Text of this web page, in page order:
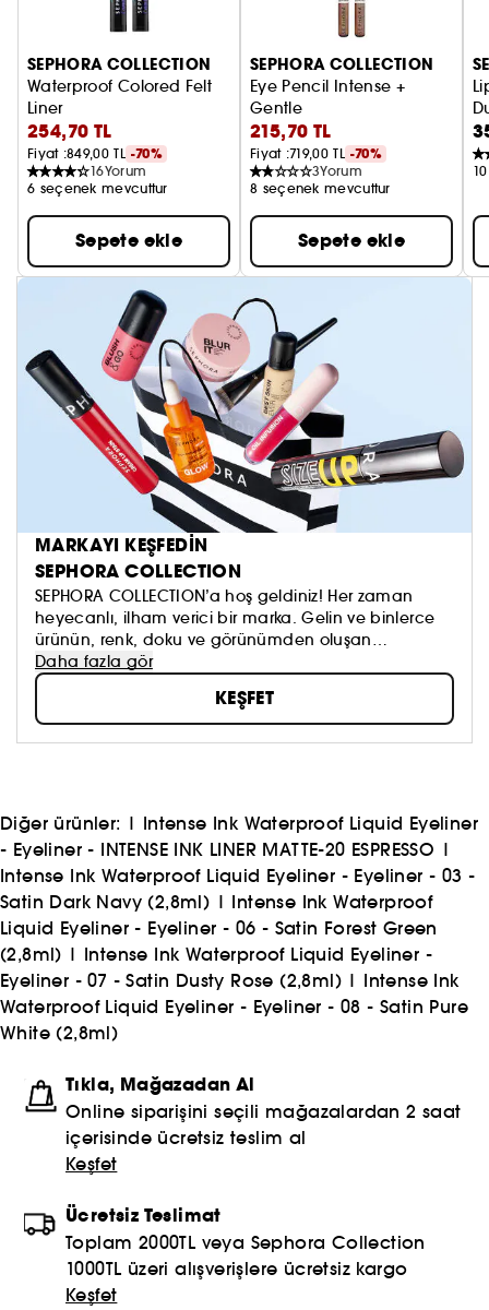
SEPHORA COLLECTION
Waterproof Colored Felt
Liner
Eyeliner
254,70 TL
Fiyat :849,00 TL -70%
16Yorum
6 seçenek mevcuttur
Sepete ekle
SEPHORA COLLECTION
Eye Pencil Intense +
Gentle
Göz Kalemi
215,70 TL
Fiyat :719,00 TL -70%
3Yorum
8 seçenek mevcuttur
Sepete ekle
MARKAYI KEŞFEDİN
SEPHORA COLLECTION
SEPHORA COLLECTION’a hoş geldiniz! Her zaman
heyecanlı, ilham verici bir marka. Gelin ve binlerce
ürünün, renk, doku ve görünümden oluşan
koleksiyonumuzu keşfedin. Dilediğinizi sürmeye, kendi
güzellik anlayışınızı oluşturmaya ve hepsinden de
öte, aynada gördüklerinizi sevmeye çekinmeyin!
Topla, oyna ve paylaş #sephoracollection
Daha fazla gör
KEŞFET
Diğer ürünler: | Intense Ink Waterproof Liquid Eyeliner
- Eyeliner - INTENSE INK LINER MATTE-20 ESPRESSO |
Intense Ink Waterproof Liquid Eyeliner - Eyeliner - 03 -
Satin Dark Navy (2,8ml) | Intense Ink Waterproof
Liquid Eyeliner - Eyeliner - 06 - Satin Forest Green
(2,8ml) | Intense Ink Waterproof Liquid Eyeliner -
Eyeliner - 07 - Satin Dusty Rose (2,8ml) | Intense Ink
Waterproof Liquid Eyeliner - Eyeliner - 08 - Satin Pure
White (2,8ml)
Tıkla, Mağazadan Al
Online siparişini seçili mağazalardan 2 saat
içerisinde ücretsiz teslim al
Keşfet
Ücretsiz Teslimat
Toplam 2000TL veya Sephora Collection
1000TL üzeri alışverişlere ücretsiz kargo
Keşfet